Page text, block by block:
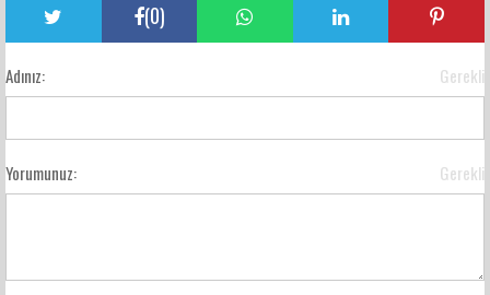
(0)
Adınız: Gerekli
Yorumunuz: Gerekli